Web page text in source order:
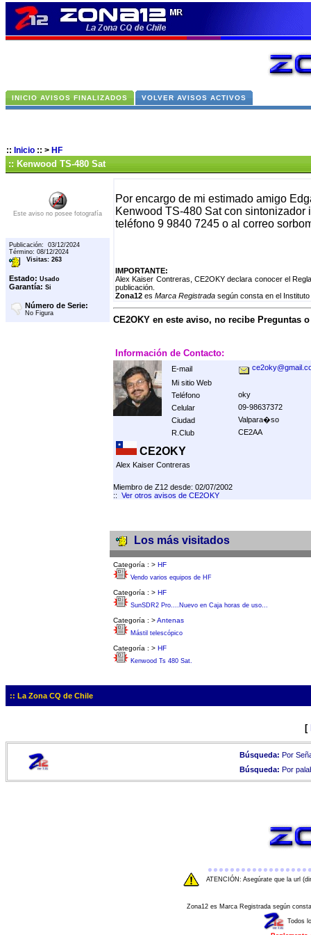
INICIO AVISOS FINALIZADOS VOLVER AVISOS ACTIVOS
:: Inicio :: > HF
:: Kenwood TS-480 Sat
Este aviso no posee fotografía
Publicación: 03/12/2024
Término: 08/12/2024
Visitas: 263
Estado: Usado
Garantía: Si
Número de Serie:
No Figura
Por encargo de mi estimado amigo
Kenwood TS-480 Sat con
teléfono 9 9840 7245 o al correo
IMPORTANTE:
Alex Kaiser Contreras, CE2OKY declara conocer el
publicación.
Zona12 es Marca Registrada según consta en el
CE2OKY en este aviso, no recibe Preguntas
Información de Contacto:
E-mail
Mi sitio Web
Teléfono
oky
Celular
09-98637372
Ciudad
Valpara�so
R.Club
CE2AA
CE2OKY
Alex Kaiser Contreras
Miembro de Z12 desde: 02/07/2002
:: Ver otros avisos de CE2OKY
Los más visitados
Categoría : > HF
Vendo varios equipos de HF
Categoría : > HF
SunSDR2 Pro....Nuevo en Caja horas de uso...
Categoría : >Antenas
Mástil telescópico
Categoría : > HF
Kenwood Ts 480 Sat.
:: La Zona CQ de Chile
[
Búsqueda: Por
Búsqueda: Por
ATENCIÓN: Asegúrate que la url
Zona12 es Marca Registrada según
Todos